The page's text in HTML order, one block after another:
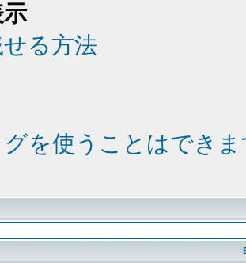
る方法
を使うことはでき